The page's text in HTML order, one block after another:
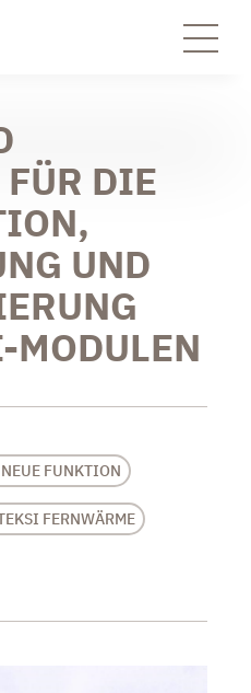
FÜR DIE
UND
MODULEN
NEUE FUNKTION
FERNWÄRME